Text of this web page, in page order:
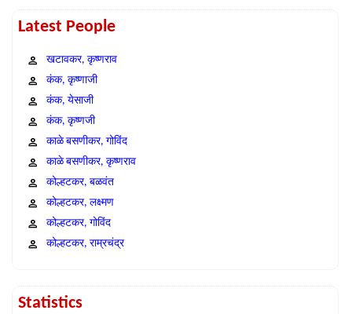
Latest People
खटावकर, कृष्णराव
कंक, कृष्णाजी
कंक, येसाजी
कंक, कृष्णजी
काळे बसणीकर, गोविंद
काळे बसणीकर, कृष्णराव
कोल्हटकर, बळवंत
कोल्हटकर, लक्ष्मण
कोल्हटकर, गोविंद
कोल्हटकर, राम्रचंद्र
Statistics